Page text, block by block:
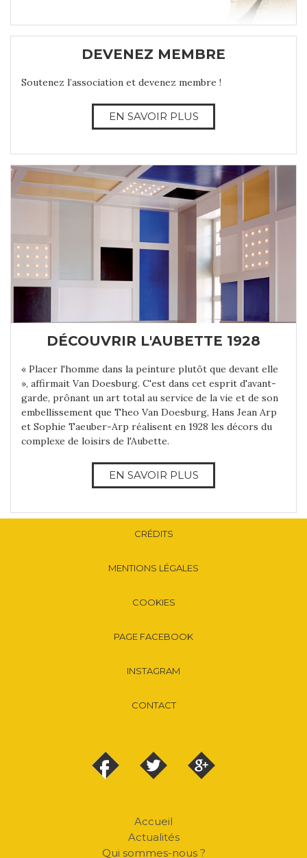
DEVENEZ MEMBRE
Soutenez l’association et devenez membre !
EN SAVOIR PLUS
DÉCOUVRIR L'AUBETTE 1928
« Placer l'homme dans la peinture plutôt que devant elle
», affirmait Van Doesburg. C'est dans cet esprit d'avant-
garde, prônant un art total au service de la vie et de son
embellissement que Theo Van Doesburg, Hans Jean Arp
et Sophie Taeuber-Arp réalisent en 1928 les décors du
complexe de loisirs de l'Aubette.
EN SAVOIR PLUS
CRÉDITS
MENTIONS LÉGALES
COOKIES
PAGE FACEBOOK
INSTAGRAM
CONTACT
Accueil
Actualités
Qui sommes-nous ?